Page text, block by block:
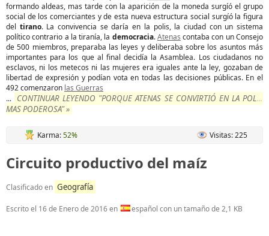
formando aldeas, mas tarde con la aparición de la moneda surgíó el grupo
social de los comerciantes y de esta nueva estructura social surgíó la figura
del tirano. La convivencia se daría en la polis, la ciudad con un sistema
político contrario a la tiranía, la democracia.Atenas contaba con un Consejo
de 500 miembros, preparaba las leyes y deliberaba sobre los asuntos más
importantes para los que al final decidía la Asamblea. Los ciudadanos no
esclavos, ni los metecos ni las mujeres era iguales ante la ley, gozaban de
libertad de expresión y podían vota en todas las decisiones públicas. En el
492 comenzaron las Guerras
... CONTINUAR LEYENDO "PORQUE ATENAS SE CONVIRTIÓ EN LA POLIS
MAS PODEROSA" »
Karma:52% Visitas: 225
Circuito productivo del maíz
Clasificado en Geografía
Escrito el 16 de Enero de 2016en español con un tamaño de 2,1 KB